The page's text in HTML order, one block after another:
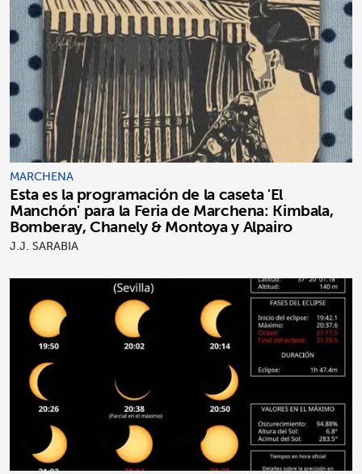
MARCHENA
Esta es la programación de la caseta 'El
Manchón' para la Feria de Marchena: Kimbala,
Bomberay, Chanely & Montoya y Alpairo
J.J. SARABIA